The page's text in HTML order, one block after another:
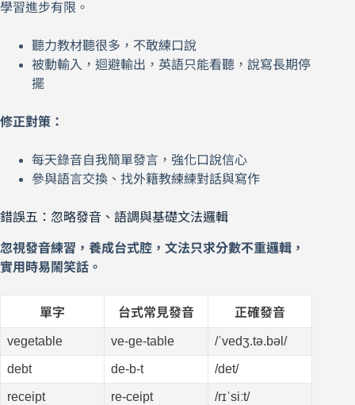
學習進步有限。
聽力教材聽很多，不敢練口說
被動輸入，迴避輸出，英語只能看聽，說寫長期停
擺
修正對策：
每天錄音自我簡單發言，強化口說信心
參與語言交換、找外籍教練練對話與寫作
錯誤五：忽略發音、語調與基礎文法邏輯
忽視發音練習，養成台式腔，文法只求分數不重邏輯，
實用時易鬧笑話。
單字 台式常見發音 正確發音
vegetable ve-ge-table /ˈvedʒ.tə.bəl/
debt de-b-t /det/
receipt re-ceipt /rɪˈsiːt/